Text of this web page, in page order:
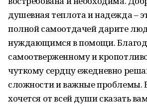
душевная теплота и надежда –
полной самоотдачей дарите
нуждающимся в помощи.
самоотверженному и
чуткому сердцу ежедневно
сложности и важные проблемы.
хочется от всей души сказать